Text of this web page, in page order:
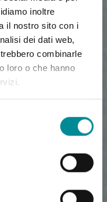
inoltre
il nostro sito con i
dei dati web,
combinarle
loro o che hanno